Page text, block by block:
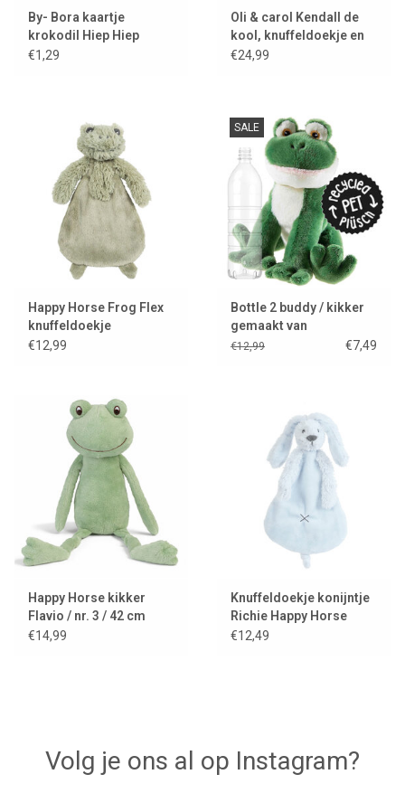
By- Bora kaartje
krokodil Hiep Hiep
Hoera
€1,29
Oli & carol Kendall de
kool, knuffeldoekje en
bijtspeeltje
€24,99
Happy Horse Frog Flex
knuffeldoekje
€12,99
SALE
Bottle 2 buddy / kikker
gemaakt van
gerecyclede PET-
€12,99 €7,49
Happy Horse kikker
Flavio / nr. 3 / 42 cm
€14,99
Knuffeldoekje konijntje
Richie Happy Horse
lichtblauw
€12,49
Volg je ons al op Instagram?